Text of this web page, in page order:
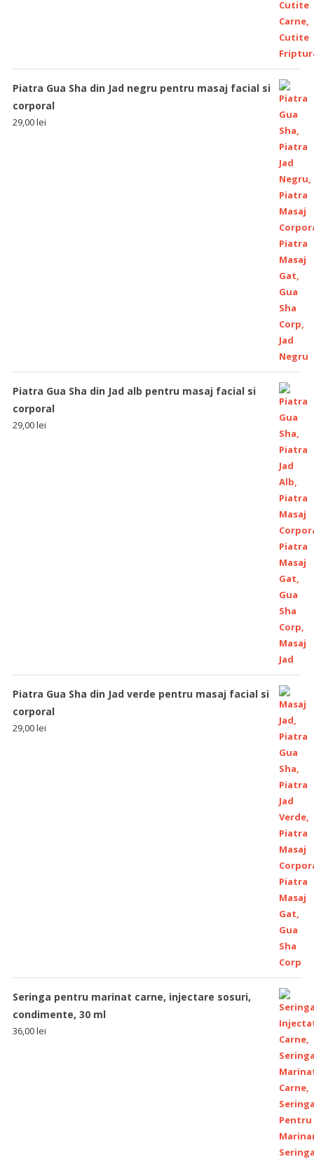
Piatra Gua Sha din Jad negru pentru masaj facial si
corporal
29,00lei
Piatra Gua Sha din Jad alb pentru masaj facial si
corporal
29,00lei
Piatra Gua Sha din Jad verde pentru masaj facial si
corporal
29,00lei
Seringa pentru marinat carne, injectare sosuri,
condimente, 30 ml
36,00lei